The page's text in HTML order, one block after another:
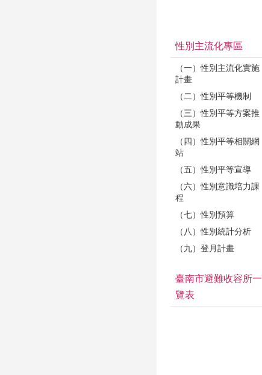
性別主流化專區
（一）性別主流化實施
計畫
（二）性別平等機制
（三）性別平等方案推
動成果
（四）性別平等相關網
站
（五）性別平等宣導
（六）性別意識培力課
程
（七）性別預算
（八）性別統計分析
（九）登月計畫
臺南市避難收容所一
覽表